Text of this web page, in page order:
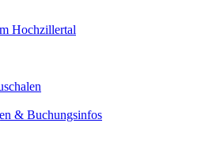
Hochzillertal
& Buchungsinfos